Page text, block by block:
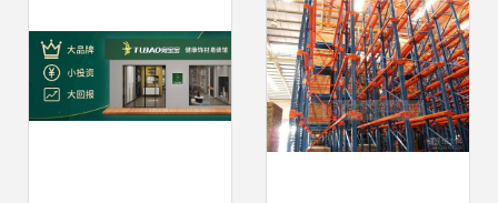
级
能化升级